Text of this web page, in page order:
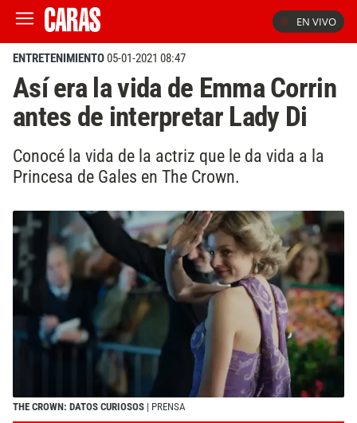
EN VIVO
ENTRETENIMIENTO05-01-2021 08:47
Así era la vida de Emma Corrin
antes de interpretar Lady Di
Conocé la vida de la actriz que le da vida a la
Princesa de Gales en The Crown.
THE CROWN: DATOS CURIOSOS | PRENSA